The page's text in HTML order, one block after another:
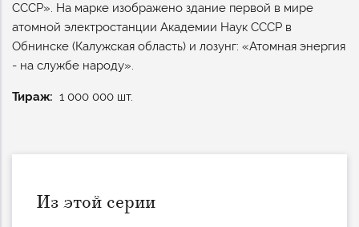
СССР». На марке изображено здание первой в мире
атомной электростанции Академии Наук СССР в
Обнинске (Калужская область) и лозунг: «Атомная энергия
- на службе народу».
Тираж 1 000 000 шт.
Из этой серии